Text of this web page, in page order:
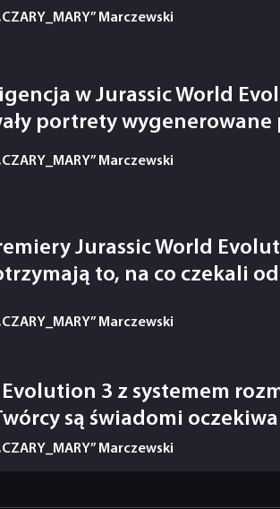
Marczewski
w Jurassic World
portrety wygenerowane
Marczewski
Jurassic World
to, na co czekali
Marczewski
3 z systemem
są świadomi
Marczewski